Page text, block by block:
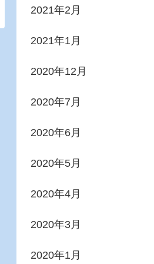
2021年2月
2021年1月
2020年12月
2020年7月
2020年6月
2020年5月
2020年4月
2020年3月
2020年1月